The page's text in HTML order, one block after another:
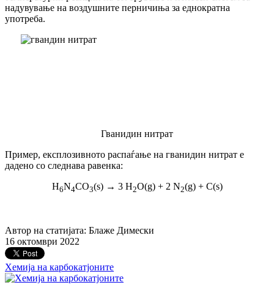
надувување на воздушните перничиња за еднократна
употреба.
Гванидин нитрат
Пример, експлозивното распаѓање на гванидин нитрат е
дадено со следнава равенка:
H6N4CO3(s) → 3 H2O(g) + 2 N2(g) + C(s)
Автор на статијата: Блаже Димески
16 октомври 2022
Хемија на карбокатјоните